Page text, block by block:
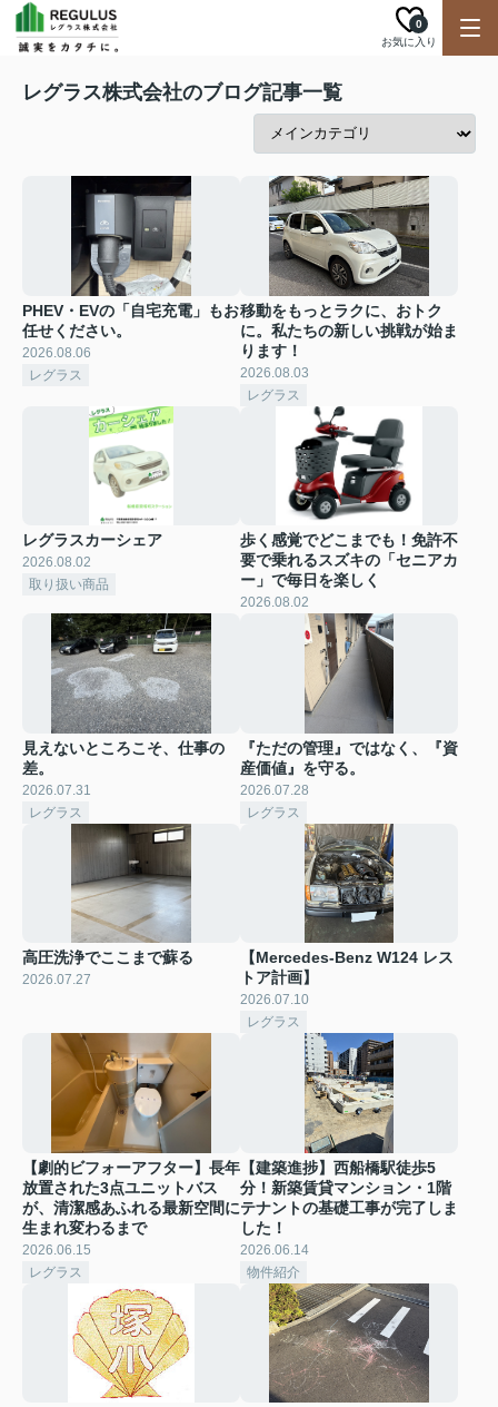
お気に入り
0
レグラス株式会社のブログ記事一覧
PHEV・EVの「自宅充電」もお
任せください。
2026.08.06
レグラス
移動をもっとラクに、おトク
に。私たちの新しい挑戦が始ま
ります！
2026.08.03
レグラス
レグラスカーシェア
2026.08.02
取り扱い商品
歩く感覚でどこまでも！免許不
要で乗れるスズキの「セニアカ
ー」で毎日を楽しく
2026.08.02
見えないところこそ、仕事の
差。
2026.07.31
レグラス
『ただの管理』ではなく、『資
産価値』を守る。
2026.07.28
レグラス
高圧洗浄でここまで蘇る
2026.07.27
【Mercedes-Benz W124 レス
トア計画】
2026.07.10
レグラス
【劇的ビフォーアフター】長年
放置された3点ユニットバス
が、清潔感あふれる最新空間に
生まれ変わるまで
2026.06.15
レグラス
【建築進捗】西船橋駅徒歩5
分！新築賃貸マンション・1階
テナントの基礎工事が完了しま
した！
2026.06.14
物件紹介